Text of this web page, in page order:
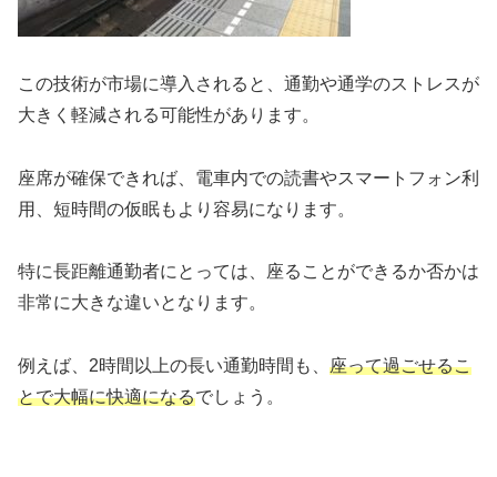
この技術が市場に導入されると、通勤や通学のストレスが
大きく軽減される可能性があります。
座席が確保できれば、電車内での読書やスマートフォン利
用、短時間の仮眠もより容易になります。
特に長距離通勤者にとっては、座ることができるか否かは
非常に大きな違いとなります。
例えば、2時間以上の長い通勤時間も、 座って過ごせるこ
とで大幅に快適になるでしょう。